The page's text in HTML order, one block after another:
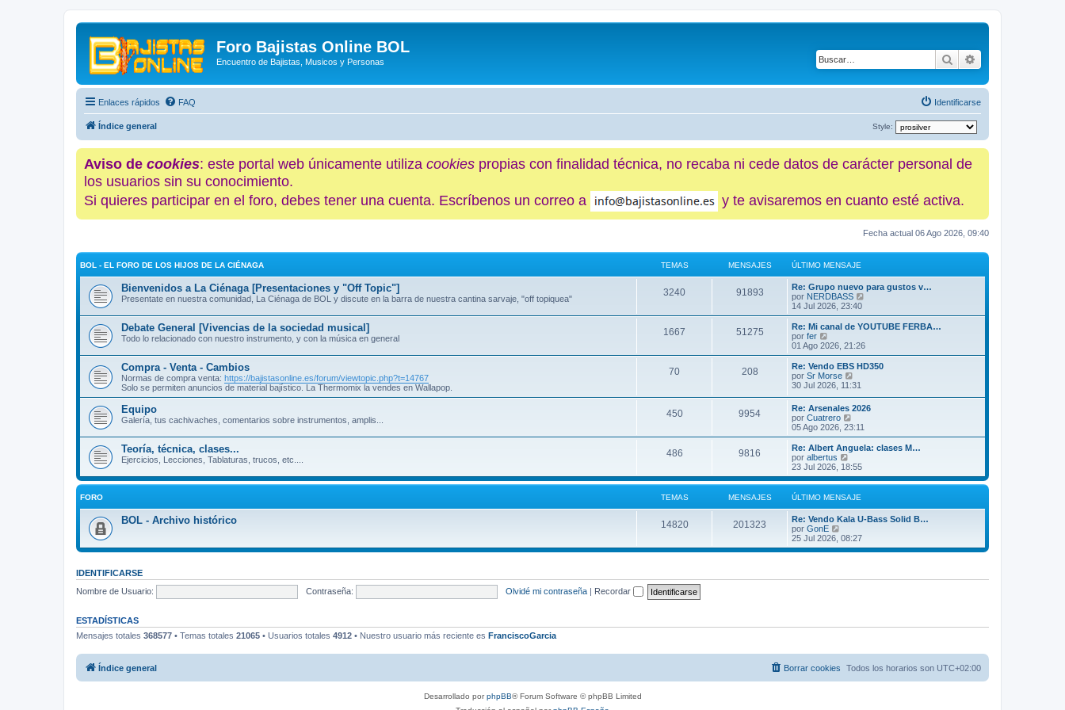
Foro Bajistas Online BOL
Encuentro de Bajistas, Musicos y Personas Buscar
Enlaces rápidos FAQ Identificarse
Índice general Style:
Aviso de cookies: este portal web únicamente utiliza cookies propias con finalidad técnica, no recaba ni cede datos de carácter personal de
los usuarios sin su conocimiento.
Si quieres participar en el foro, debes tener una cuenta. Escríbenos un correo a
y te avisaremos en cuanto esté activa.
Fecha actual 06 Ago 2026, 09:40
BOL - EL FORO DE LOS HIJOS DE LA CIÉNAGA TEMAS MENSAJES ÚLTIMO MENSAJE
Bienvenidos a La Ciénaga [Presentaciones y "Off Topic"]
Presentate en nuestra comunidad, La Ciénaga de BOL y discute en la barra de nuestra cantina sarvaje, "off topiquea"
3240 91893
Re: Grupo nuevo para gustos v…
por NERDBASS
r
ú
t
m
o
n
s
e
14 Jul 2026, 23:40
Debate General [Vivencias de la sociedad musical]
Todo lo relacionado con nuestro instrumento, y con la música en general
1667 51275
Re: Mi canal de YOUTUBE FERBA…
por fer
e
r
ú
l
t
m
o
m
e
n
s
a
j
e
01 Ago 2026, 21:26
Compra - Venta - Cambios
Normas de compra venta: https://bajistasonline.es/forum/viewtopic.php?t=14767
Solo se permiten anuncios de material bajístico. La Thermomix la vendes en Wallapop.
70 208
Re: Vendo EBS HD350
por Sr Morse
e
ú
l
i
o
e
n
s
a
j
e
30 Jul 2026, 11:31
Equipo
Galería, tus cachivaches, comentarios sobre instrumentos, amplis...
450 9954
Re: Arsenales 2026
por Cuatrero
e
r
ú
l
t
m
o
m
e
n
a
j
05 Ago 2026, 23:11
Teoría, técnica, clases...
Ejercicios, Lecciones, Tablaturas, trucos, etc....
486 9816
Re: Albert Anguela: clases M…
por albertus
e
r
ú
l
m
m
e
a
23 Jul 2026, 18:55
FORO TEMAS MENSAJES ÚLTIMO MENSAJE
BOL - Archivo histórico 14820 201323
Re: Vendo Kala U-Bass Solid B…
por GonE
e
r
25 Jul 2026, 08:27
IDENTIFICARSE
Nombre de Usuario:
Contraseña: Olvidé mi contraseña | Recordar
ESTADÍSTICAS
Mensajes totales 368577 • Temas totales 21065 • Usuarios totales 4912 • Nuestro usuario más reciente es FranciscoGarcia
Índice general Todos los horarios son UTC+02:00
Borrar cookies
Desarrollado porphpBB® Forum Software © phpBB Limited